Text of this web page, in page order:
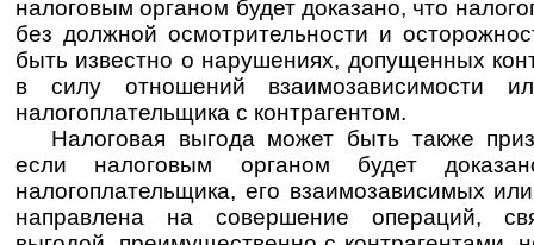
налоговым органом будет доказано, что
без должной осмотрительности и
быть известно о нарушениях, допущенных
в силу отношений взаимозависимости
налогоплательщика с контрагентом.
Налоговая выгода может быть также
если налоговым органом будет
налогоплательщика, его взаимозависимых
направлена на совершение операций,